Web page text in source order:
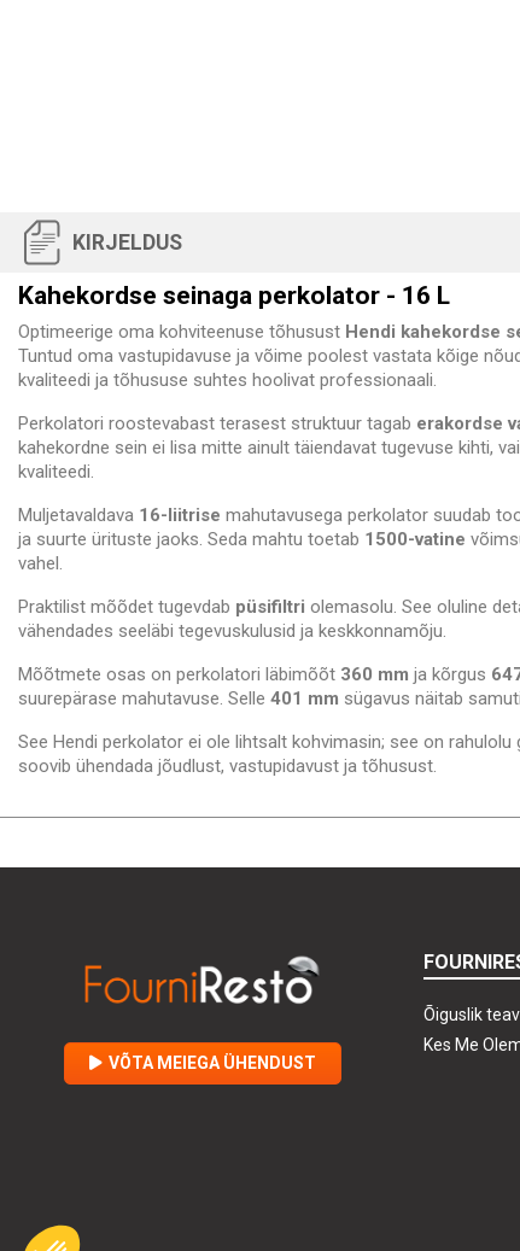
KIRJELDUS
Kahekordse seinaga perkolator - 16 L
Optimeerige oma kohviteenuse tõhusust Hendi kahekordse
Tuntud oma vastupidavuse ja võime poolest vastata kõige
kvaliteedi ja tõhususe suhtes hoolivat professionaali.
Perkolatori roostevabast terasest struktuur tagab erakordse
kahekordne sein ei lisa mitte ainult täiendavat tugevuse kihti,
kvaliteedi.
Muljetavaldava 16-liitrise mahutavusega perkolator suudab
ja suurte ürituste jaoks. Seda mahtu toetab 1500-vatine
vahel.
Praktilist mõõdet tugevdab püsifiltri olemasolu. See oluline
vähendades seeläbi tegevuskulusid ja keskkonnamõju.
Mõõtmete osas on perkolatori läbimõõt 360 mm ja kõrgus
suurepärase mahutavuse. Selle 401 mm sügavus näitab
See Hendi perkolator ei ole lihtsalt kohvimasin; see on
soovib ühendada jõudlust, vastupidavust ja tõhusust.
VÕTA MEIEGA ÜHENDUST
Õiguslik
Kes Me